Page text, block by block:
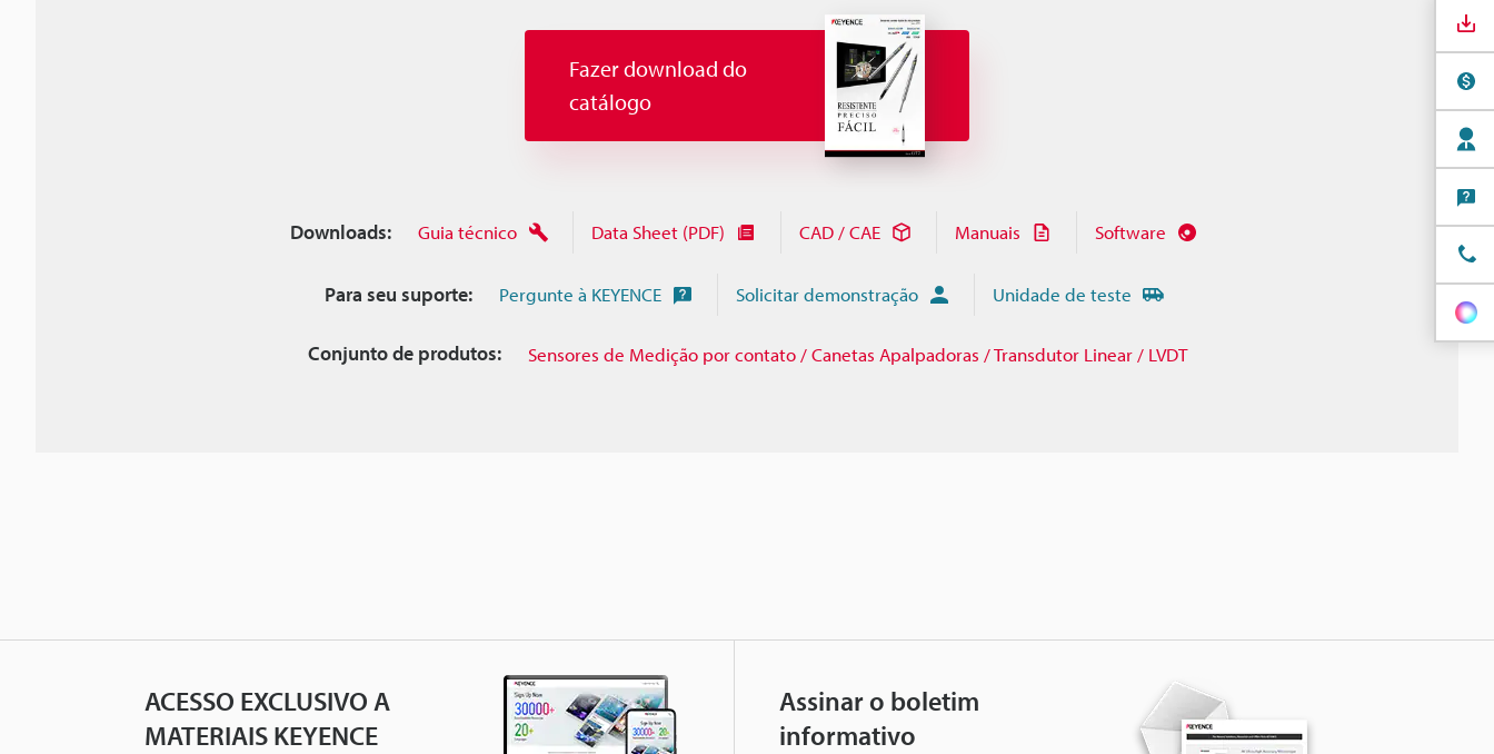
Fazer download do
catálogo
Downloads: Guia técnico Data Sheet (PDF) CAD / CAE Manuais Software
Para seu suporte: Pergunte à KEYENCE Solicitar demonstração Unidade de teste
Conjunto de produtos: Sensores de Medição por contato / Canetas Apalpadoras / Transdutor Linear / LVDT
ACESSO EXCLUSIVO A
MATERIAIS KEYENCE
Assinar o boletim
informativo